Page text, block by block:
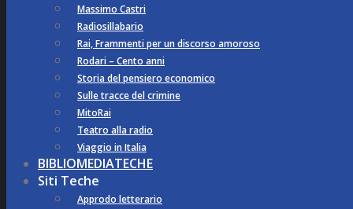
Massimo Castri
Radiosillabario
Rai, Frammenti per un discorso amoroso
Rodari – Cento anni
Storia del pensiero economico
Sulle tracce del crimine
MitoRai
Teatro alla radio
Viaggio in Italia
BIBLIOMEDIATECHE
Siti Teche
Approdo letterario